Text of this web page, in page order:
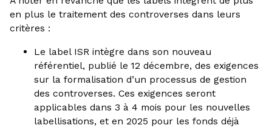
en plus le traitement des controverses dans leurs
critères :
Le label ISR intègre dans son nouveau
référentiel, publié le 12 décembre, des exigences
sur la formalisation d’un processus de gestion
des controverses. Ces exigences seront
applicables dans 3 à 4 mois pour les nouvelles
labellisations, et en 2025 pour les fonds déjà